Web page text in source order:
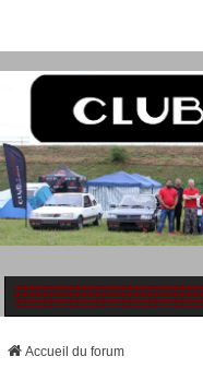
Accueil du forum